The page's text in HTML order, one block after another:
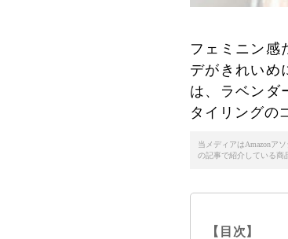
フェミニン感
デがきれいめ
は、ラベンダ
タイリングの
当メディアはAmazonア
の記事で紹介している商
【目次】